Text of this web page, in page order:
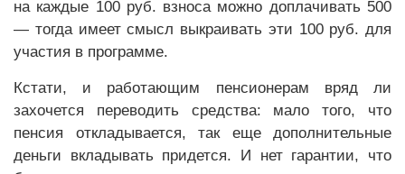
на каждые 100 руб. взноса можно доплачивать 500
— тогда имеет смысл выкраивать эти 100 руб. для
участия в программе.
Кстати, и работающим пенсионерам вряд ли
захочется переводить средства: мало того, что
пенсия откладывается, так еще дополнительные
деньги вкладывать придется. И нет гарантии, что